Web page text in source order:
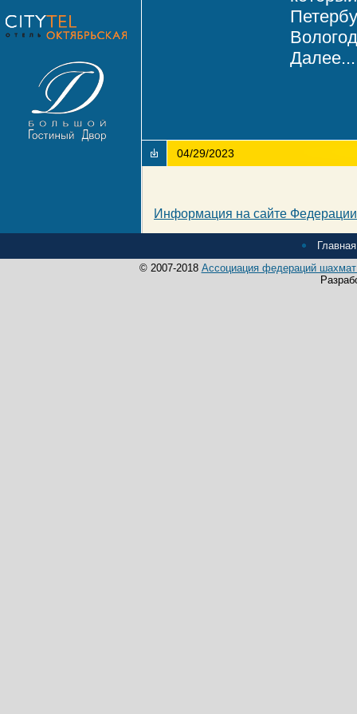
Далее...
04/29/2023
Информация на сайте
© 2007-2018 Ассоциация федераций